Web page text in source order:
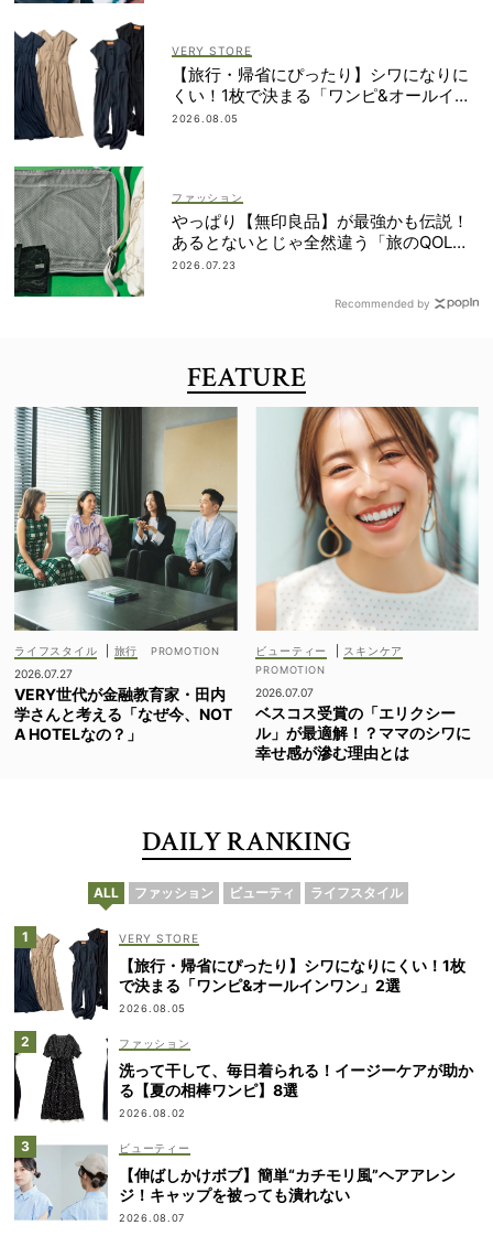
VERY STORE
【旅行・帰省にぴったり】シワになりに
くい！1枚で決まる「ワンピ&オールイン
ワン」2選
2026.08.05
ファッション
やっぱり【無印良品】が最強かも伝説！
あるとないとじゃ全然違う「旅のQOL爆
上げアイテム」
2026.07.23
Recommended by
FEATURE
ライフスタイル
旅行
2026.07.27
VERY世代が金融教育家・田内
学さんと考える「なぜ今、NOT
A HOTELなの？」
ビューティー スキンケア
2026.07.07
ベスコス受賞の「エリクシー
ル」が最適解！？ママのシワに
幸せ感が滲む理由とは
DAILY RANKING
ALL ファッション ビューティ ライフスタイル
VERY STORE
【旅行・帰省にぴったり】シワになりにくい！1枚
で決まる「ワンピ&オールインワン」2選
2026.08.05
ファッション
洗って干して、毎日着られる！イージーケアが助か
る【夏の相棒ワンピ】8選
2026.08.02
ビューティー
【伸ばしかけボブ】簡単“カチモリ風”ヘアアレン
ジ！キャップを被っても潰れない
2026.08.07